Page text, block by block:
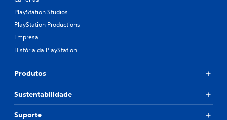
PlayStation Studios
PlayStation Productions
Empresa
História da PlayStation
Produtos
Sustentabilidade
Suporte